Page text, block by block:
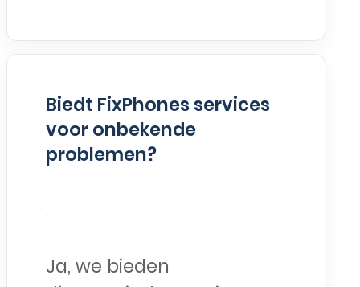
Biedt FixPhones services
voor onbekende
problemen?
Ja, we bieden